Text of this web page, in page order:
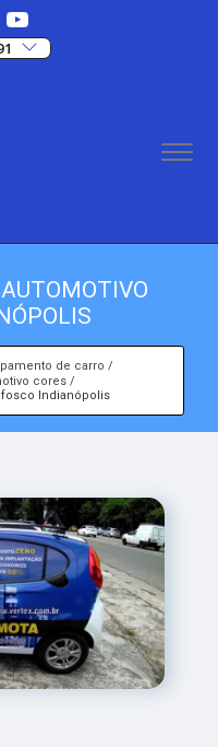
de carro
cores
Indianópolis